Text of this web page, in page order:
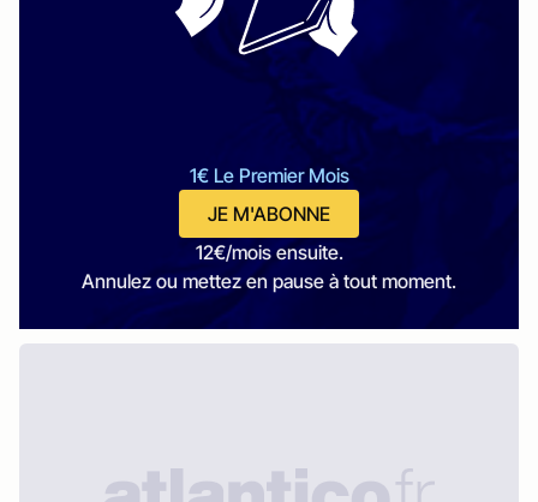
1€ Le Premier Mois
JE M'ABONNE
12€/mois ensuite.
Annulez ou mettez en pause à tout moment.